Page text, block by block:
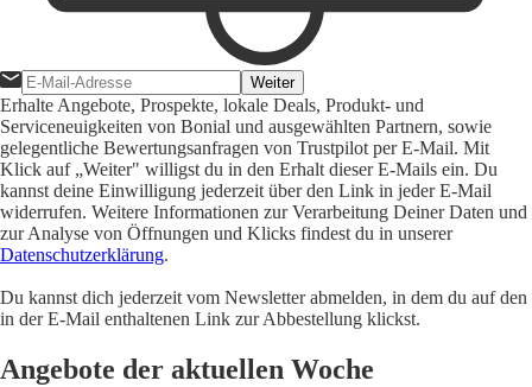
Weiter
Erhalte Angebote, Prospekte, lokale Deals, Produkt- und
Serviceneuigkeiten von Bonial und ausgewählten Partnern, sowie
gelegentliche Bewertungsanfragen von Trustpilot per E-Mail. Mit
Klick auf „Weiter" willigst du in den Erhalt dieser E-Mails ein. Du
kannst deine Einwilligung jederzeit über den Link in jeder E-Mail
widerrufen. Weitere Informationen zur Verarbeitung Deiner Daten und
zur Analyse von Öffnungen und Klicks findest du in unserer
Datenschutzerklärung.
Du kannst dich jederzeit vom Newsletter abmelden, in dem du auf den
in der E-Mail enthaltenen Link zur Abbestellung klickst.
Angebote der aktuellen Woche